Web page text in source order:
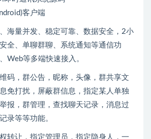
客户端
海量并发、稳定可靠、数据安全，2小
全、单聊群聊、系统通知等通信功
Web等多端快速接入。
码，群公告，昵称，头像，群共享文
免打扰，屏蔽群信息，指定某人单独
报，群管理，查找聊天记录，消息过
录等等功能。
转让，指定管理员，指定隐身人，一